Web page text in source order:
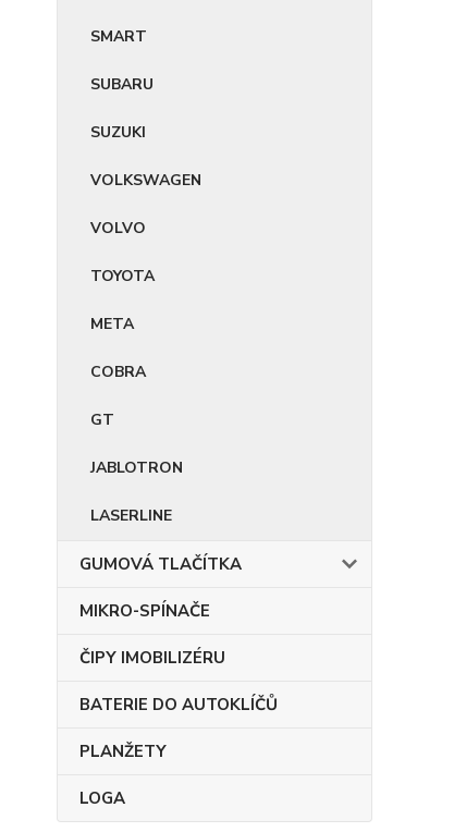
SMART
SUBARU
SUZUKI
VOLKSWAGEN
VOLVO
TOYOTA
META
COBRA
GT
JABLOTRON
LASERLINE
GUMOVÁ TLAČÍTKA
MIKRO-SPÍNAČE
ČIPY IMOBILIZÉRU
BATERIE DO AUTOKLÍČŮ
PLANŽETY
LOGA